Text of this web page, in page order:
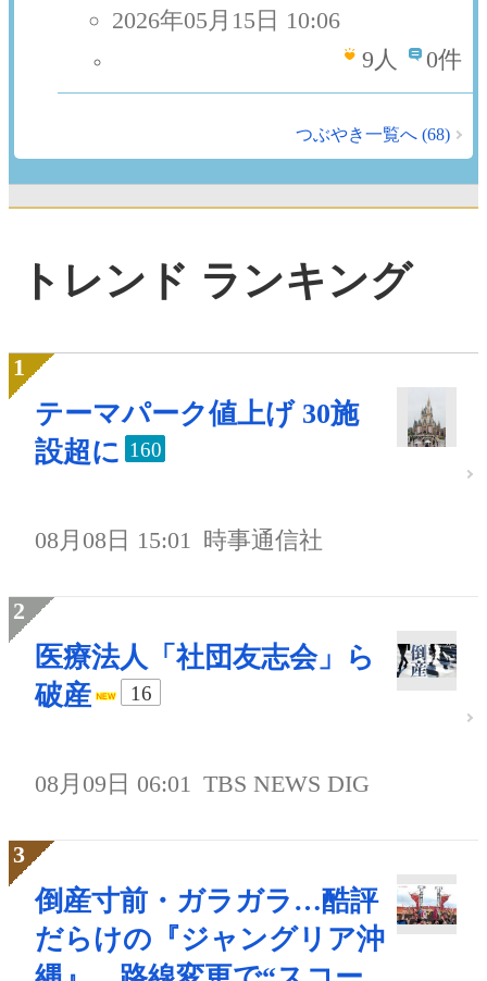
2026年05月15日 10:06
9 人 0件
つぶやき一覧へ (68)
トレンド ランキング
テーマパーク値上げ 30施
設超に 160
08月08日 15:01 時事通信社
医療法人「社団友志会」ら
破産
16
08月09日 06:01 TBS NEWS DIG
倒産寸前・ガラガラ…酷評
だらけの『ジャングリア沖